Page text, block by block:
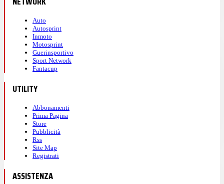
Auto
Autosprint
Inmoto
Motosprint
Guerinsportivo
Sport Network
Fantacup
UTILITY
Abbonamenti
Prima Pagina
Store
Pubblicità
Rss
Site Map
Registrati
ASSISTENZA